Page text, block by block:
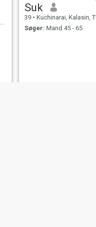
Suk
39 • Kuchinarai, Kalasin,
Søger: Mand 45 - 65